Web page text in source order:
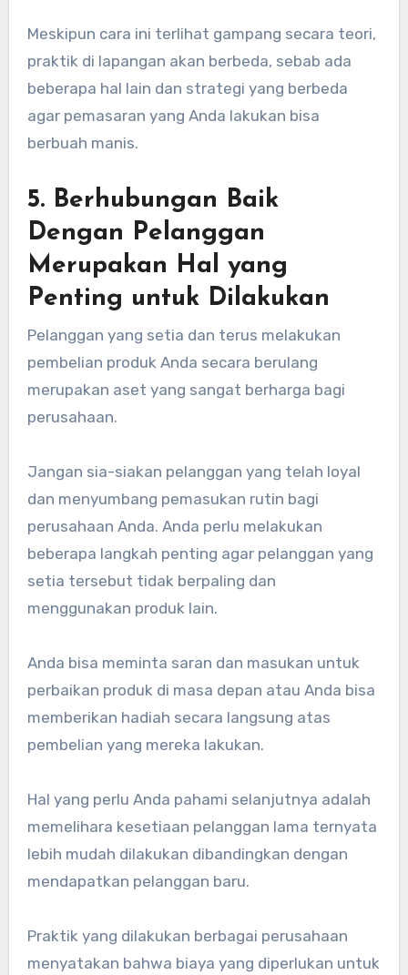
Meskipun cara ini terlihat gampang secara teori,
praktik di lapangan akan berbeda, sebab ada
beberapa hal lain dan strategi yang berbeda
agar pemasaran yang Anda lakukan bisa
berbuah manis.
5. Berhubungan Baik
Dengan Pelanggan
Merupakan Hal yang
Penting untuk Dilakukan
Pelanggan yang setia dan terus melakukan
pembelian produk Anda secara berulang
merupakan aset yang sangat berharga bagi
perusahaan.
Jangan sia-siakan pelanggan yang telah loyal
dan menyumbang pemasukan rutin bagi
perusahaan Anda. Anda perlu melakukan
beberapa langkah penting agar pelanggan yang
setia tersebut tidak berpaling dan
menggunakan produk lain.
Anda bisa meminta saran dan masukan untuk
perbaikan produk di masa depan atau Anda bisa
memberikan hadiah secara langsung atas
pembelian yang mereka lakukan.
Hal yang perlu Anda pahami selanjutnya adalah
memelihara kesetiaan pelanggan lama ternyata
lebih mudah dilakukan dibandingkan dengan
mendapatkan pelanggan baru.
Praktik yang dilakukan berbagai perusahaan
menyatakan bahwa biaya yang diperlukan untuk